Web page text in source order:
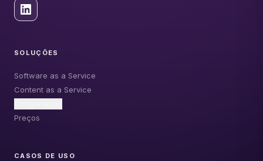
SOLUÇÕES
Software as a Service
Content as a Service
Preços
CASOS DE USO